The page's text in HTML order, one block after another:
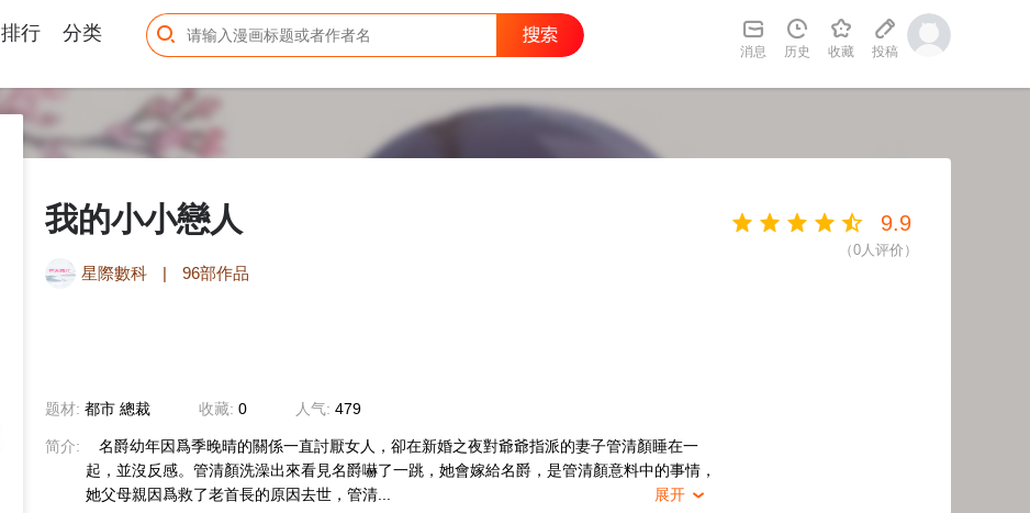
排行 分类
消息 历史 收藏 投稿
我的小小戀人
星際數科 | 96部作品
题材: 都市 總裁 收藏: 0 人气: 479
简介:
名爵幼年因爲季晚晴的關係一直討厭女人，卻在新婚之夜對爺爺指派的妻子管清顏睡在一
起，並沒反感。管清顏洗澡出來看見名爵嚇了一跳，她會嫁給名爵，是管清顏意料中的事情，
她父母親因爲救了老首長的原因去世，管清...
展开 
9.9
（0人评价）